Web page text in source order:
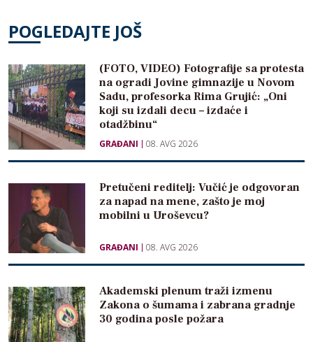
POGLEDAJTE JOŠ
(FOTO, VIDEO) Fotografije sa protesta
na ogradi Jovine gimnazije u Novom
Sadu, profesorka Rima Grujić: „Oni
koji su izdali decu – izdaće i
otadžbinu“
GRAĐANI 08. AVG 2026
Pretučeni reditelj: Vučić je odgovoran
za napad na mene, zašto je moj
mobilni u Uroševcu?
GRAĐANI 08. AVG 2026
Akademski plenum traži izmenu
Zakona o šumama i zabrana gradnje
30 godina posle požara